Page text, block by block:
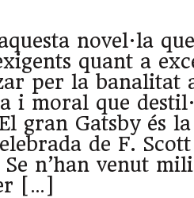
novel·la
quant a
per la banalitat
i moral que
gran Gatsby és
de F.
n’han venut
[…]